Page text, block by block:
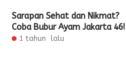
Sarapan Sehat dan Nikmat?
Coba Bubur Ayam Jakarta 46!
1 tahun lalu